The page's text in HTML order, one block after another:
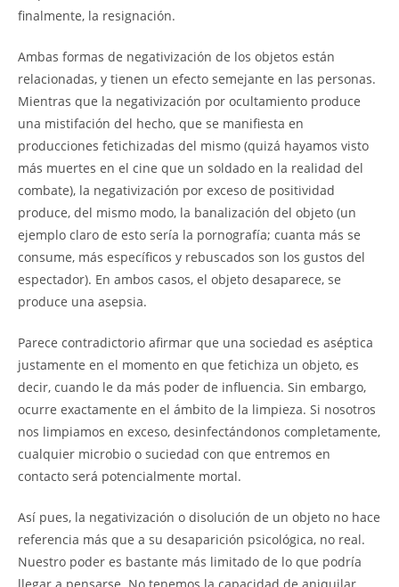
finalmente, la resignación.
Ambas formas de negativización de los objetos están
relacionadas, y tienen un efecto semejante en las personas.
Mientras que la negativización por ocultamiento produce
una mistifación del hecho, que se manifiesta en
producciones fetichizadas del mismo (quizá hayamos visto
más muertes en el cine que un soldado en la realidad del
combate), la negativización por exceso de positividad
produce, del mismo modo, la banalización del objeto (un
ejemplo claro de esto sería la pornografía; cuanta más se
consume, más específicos y rebuscados son los gustos del
espectador). En ambos casos, el objeto desaparece, se
produce una asepsia.
Parece contradictorio afirmar que una sociedad es aséptica
justamente en el momento en que fetichiza un objeto, es
decir, cuando le da más poder de influencia. Sin embargo,
ocurre exactamente en el ámbito de la limpieza. Si nosotros
nos limpiamos en exceso, desinfectándonos completamente,
cualquier microbio o suciedad con que entremos en
contacto será potencialmente mortal.
Así pues, la negativización o disolución de un objeto no hace
referencia más que a su desaparición psicológica, no real.
Nuestro poder es bastante más limitado de lo que podría